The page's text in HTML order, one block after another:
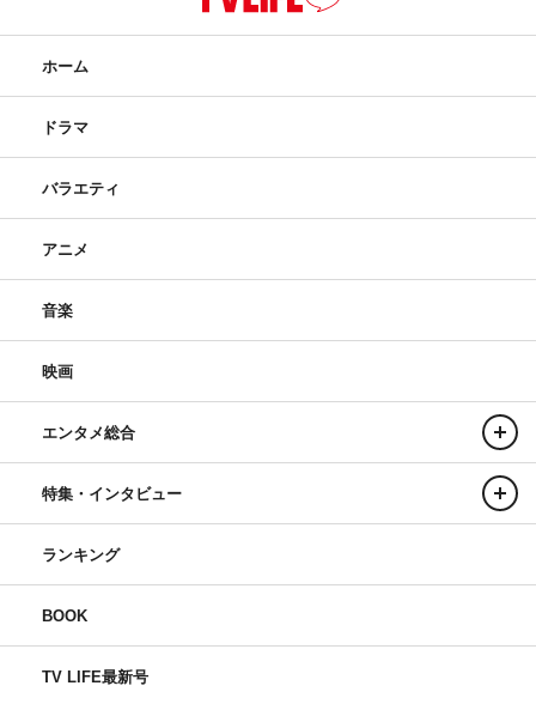
ホーム
ドラマ
バラエティ
アニメ
音楽
映画
エンタメ総合
特集・インタビュー
ランキング
BOOK
TV LIFE最新号